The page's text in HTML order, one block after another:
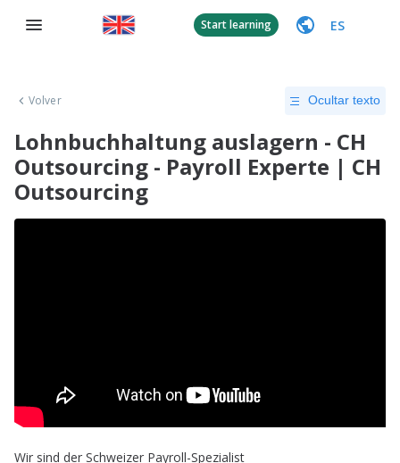
Start learning ES
Volver Ocultar texto
Lohnbuchhaltung auslagern - CH
Outsourcing - Payroll Experte | CH
Outsourcing
Wir sind der Schweizer Payroll-Spezialist